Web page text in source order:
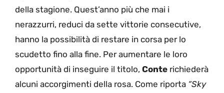
della stagione. Quest’anno più che mai i
nerazzurri, reduci da sette vittorie consecutive,
hanno la possibilità di restare in corsa per lo
scudetto fino alla fine. Per aumentare le loro
opportunità di inseguire il titolo, Conte richiederà
alcuni accorgimenti della rosa. Come riporta “Sky